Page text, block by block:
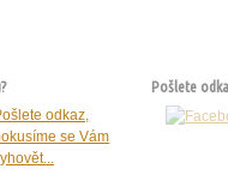
odkaz,
se Vám
Pošlete